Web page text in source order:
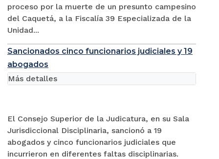
proceso por la muerte de un presunto campesino
del Caquetá, a la Fiscalía 39 Especializada de la
Unidad...
Sancionados cinco funcionarios judiciales y 19
abogados
El Consejo Superior de la Judicatura, en su Sala
Jurisdiccional Disciplinaria, sancionó a 19
abogados y cinco funcionarios judiciales que
incurrieron en diferentes faltas disciplinarias.
Más detalles